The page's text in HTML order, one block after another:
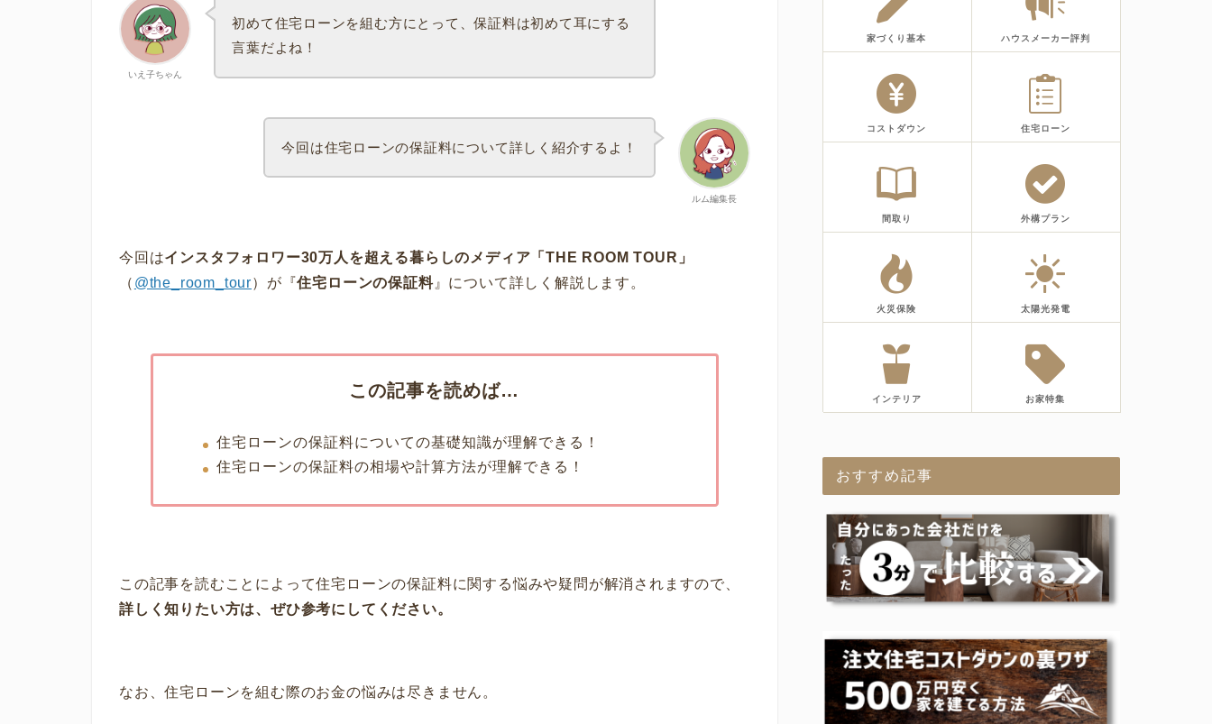
いえ子ちゃん
初めて住宅ローンを組む方にとって、保証料は初めて耳にする
言葉だよね！
ルム編集長
今回は住宅ローンの保証料について詳しく紹介するよ！
今回はインスタフォロワー30万人を超える暮らしのメディア「THE ROOM TOUR」
（ @the_room_tour）が『住宅ローンの保証料』について詳しく解説します。
この記事を読めば…
住宅ローンの保証料についての基礎知識が理解できる！
住宅ローンの保証料の相場や計算方法が理解できる！
この記事を読むことによって住宅ローンの保証料に関する悩みや疑問が解消されますので、
詳しく知りたい方は、ぜひ参考にしてください。
なお、住宅ローンを組む際のお金の悩みは尽きません。
家づくり基本 ハウスメーカー評判
コストダウン 住宅ローン
間取り 外構プラン
火災保険 太陽光発電
インテリア お家特集
おすすめ記事